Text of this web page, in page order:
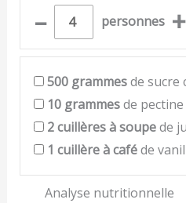
– personnes +
500 grammesde sucre
10 grammesde
2cuillères à soupede
1 cuillère à caféde
Analyse nutritionnelle